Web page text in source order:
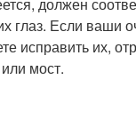
глаз. Если ваши
исправить их,
мост.